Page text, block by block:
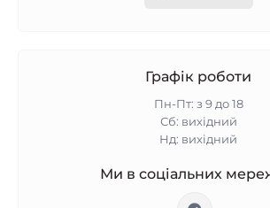
Графік роботи
Пн-Пт: з 9 до 18
Сб: вихідний
Нд: вихідний
Ми в соціальних